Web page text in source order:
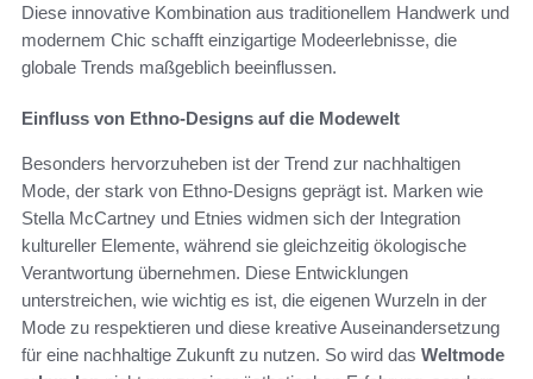
Diese innovative Kombination aus traditionellem Handwerk und
modernem Chic schafft einzigartige Modeerlebnisse, die
globale Trends maßgeblich beeinflussen.
Einfluss von Ethno-Designs auf die Modewelt
Besonders hervorzuheben ist der Trend zur nachhaltigen
Mode, der stark von Ethno-Designs geprägt ist. Marken wie
Stella McCartney und Etnies widmen sich der Integration
kultureller Elemente, während sie gleichzeitig ökologische
Verantwortung übernehmen. Diese Entwicklungen
unterstreichen, wie wichtig es ist, die eigenen Wurzeln in der
Mode zu respektieren und diese kreative Auseinandersetzung
für eine nachhaltige Zukunft zu nutzen. So wird das Weltmode